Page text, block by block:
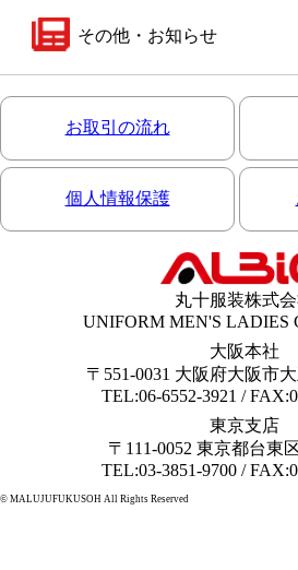
その他・お知らせ
お取引の流れ
個人情報保護
丸十服装株式
UNIFORM MEN'S LADIES
大阪本社
〒551-0031 大阪府大阪市
TEL:06-6552-3921 /
東京支店
〒111-0052 東京都台東
TEL:03-3851-9700 /
© MALUJUFUKUSOH All Rights Reserved